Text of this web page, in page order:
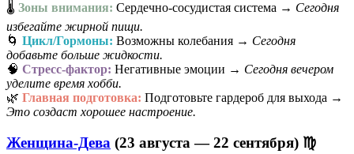
🌡️ Зоны внимания: Сердечно-сосудистая система → Сегодня
избегайте жирной пищи.
🌀 Цикл/Гормоны: Возможны колебания → Сегодня
добавьте больше жидкости.
🧠 Стресс-фактор: Негативные эмоции → Сегодня вечером
уделите время хобби.
🌿 Главная подготовка: Подготовьте гардероб для выхода →
Это создаст хорошее настроение.
Женщина-Дева (23 августа — 22 сентября) ♍